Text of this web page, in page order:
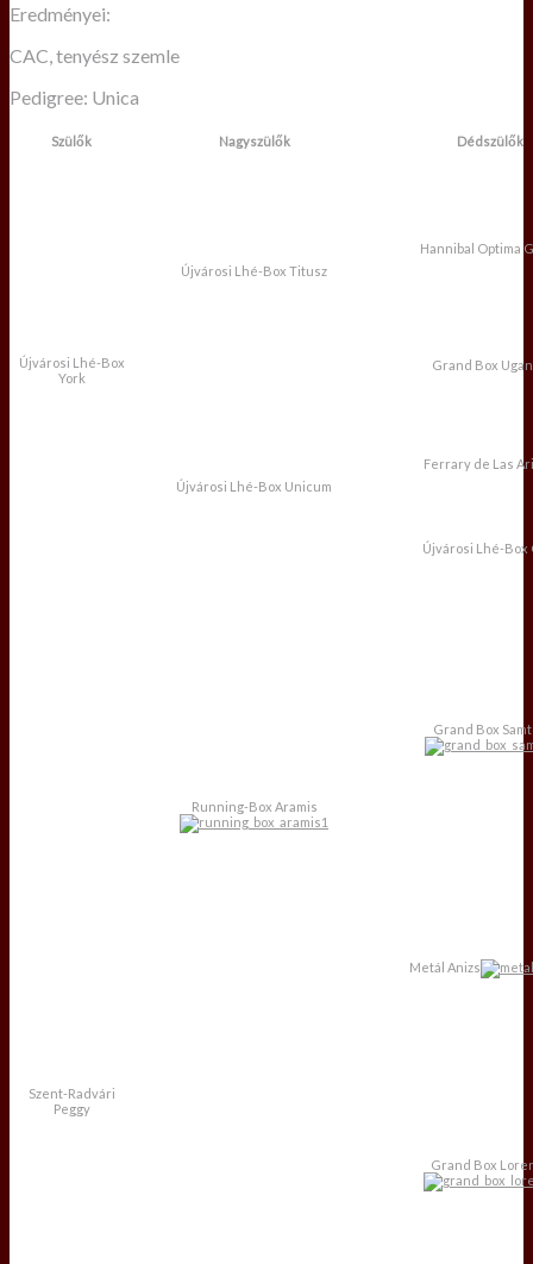
Eredményei:
CAC, tenyész szemle
Pedigree: Unica
Szülők Nagyszülők Dédszülők
Újvárosi Lhé-Box
York
Újvárosi Lhé-Box Titusz
Hannibal Optima
Grand Box
Újvárosi Lhé-Box Unicum
Ferrary de Las
Újvárosi Lhé-Box
Szent-Radvári
Peggy
Running-Box Aramis
Grand Box
Metál Anizs
Grand Box